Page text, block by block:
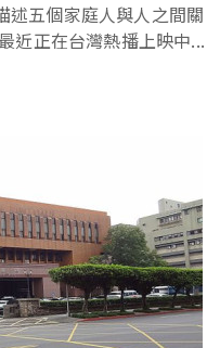
述五個家庭人與人之間關
近正在台灣熱播上映中...